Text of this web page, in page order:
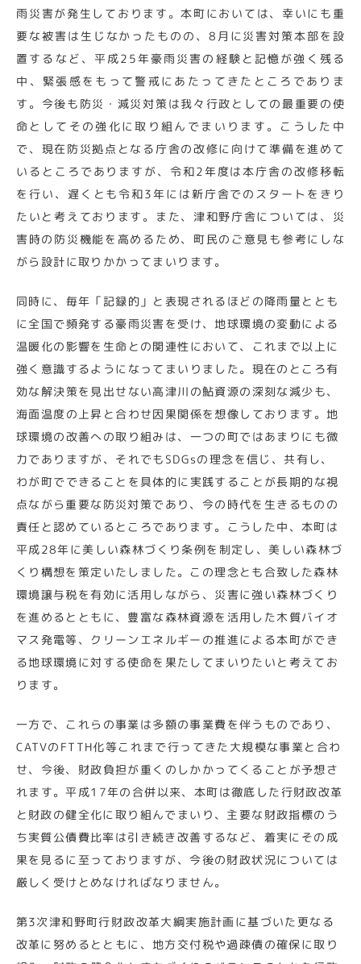
雨災害が発生しております。本町においては、幸いにも重
要な被害は生じなかったものの、8月に災害対策本部を設
置するなど、平成25年豪雨災害の経験と記憶が強く残る
中、緊張感をもって警戒にあたってきたところでありま
す。今後も防災・減災対策は我々行政としての最重要の使
命としてその強化に取り組んでまいります。こうした中
で、現在防災拠点となる庁舎の改修に向けて準備を進めて
いるところでありますが、令和2年度は本庁舎の改修移転
を行い、遅くとも令和3年には新庁舎でのスタートをきり
たいと考えております。また、津和野庁舎については、災
害時の防災機能を高めるため、町民のご意見も参考にしな
がら設計に取りかかってまいります。
同時に、毎年「記録的」と表現されるほどの降雨量ととも
に全国で頻発する豪雨災害を受け、地球環境の変動による
温暖化の影響を生命との関連性において、これまで以上に
強く意識するようになってまいりました。現在のところ有
効な解決策を見出せない高津川の鮎資源の深刻な減少も、
海面温度の上昇と合わせ因果関係を想像しております。地
球環境の改善への取り組みは、一つの町ではあまりにも微
力でありますが、それでもSDGsの理念を信じ、共有し、
わが町でできることを具体的に実践することが長期的な視
点ながら重要な防災対策であり、今の時代を生きるものの
責任と認めているところであります。こうした中、本町は
平成28年に美しい森林づくり条例を制定し、美しい森林づ
くり構想を策定いたしました。この理念とも合致した森林
環境譲与税を有効に活用しながら、災害に強い森林づくり
を進めるとともに、豊富な森林資源を活用した木質バイオ
マス発電等、クリーンエネルギーの推進による本町ができ
る地球環境に対する使命を果たしてまいりたいと考えてお
ります。
一方で、これらの事業は多額の事業費を伴うものであり、
CATVのFTTH化等これまで行ってきた大規模な事業と合わ
せ、今後、財政負担が重くのしかかってくることが予想さ
れます。平成17年の合併以来、本町は徹底した行財政改革
と財政の健全化に取り組んでまいり、主要な財政指標のう
ち実質公債費比率は引き続き改善するなど、着実にその成
果を見るに至っておりますが、今後の財政状況については
厳しく受けとめなければなりません。
第3次津和野町行財政改革大綱実施計画に基づいた更なる
改革に努めるとともに、地方交付税や過疎債の確保に取り